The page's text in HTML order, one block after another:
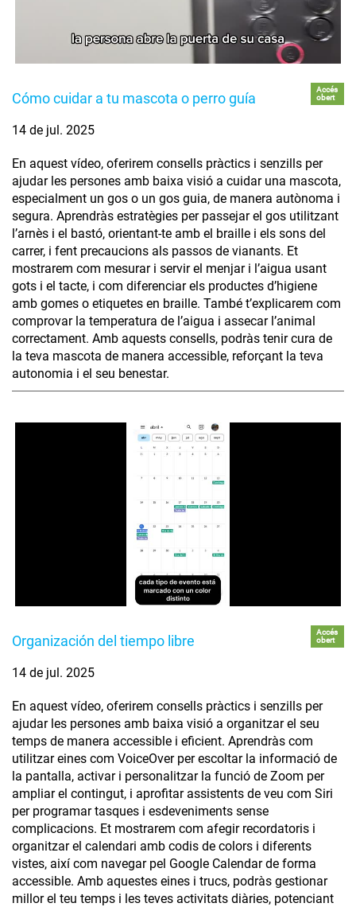
Cómo cuidar a tu mascota o perro guía
Accés
obert
14 de jul. 2025
En aquest vídeo, oferirem consells pràctics i senzills per
ajudar les persones amb baixa visió a cuidar una mascota,
especialment un gos o un gos guia, de manera autònoma i
segura. Aprendràs estratègies per passejar el gos utilitzant
l’arnès i el bastó, orientant-te amb el braille i els sons del
carrer, i fent precaucions als passos de vianants. Et
mostrarem com mesurar i servir el menjar i l’aigua usant
gots i el tacte, i com diferenciar els productes d’higiene
amb gomes o etiquetes en braille. També t’explicarem com
comprovar la temperatura de l’aigua i assecar l’animal
correctament. Amb aquests consells, podràs tenir cura de
la teva mascota de manera accessible, reforçant la teva
autonomia i el seu benestar.
Organización del tiempo libre
Accés
obert
14 de jul. 2025
En aquest vídeo, oferirem consells pràctics i senzills per
ajudar les persones amb baixa visió a organitzar el seu
temps de manera accessible i eficient. Aprendràs com
utilitzar eines com VoiceOver per escoltar la informació de
la pantalla, activar i personalitzar la funció de Zoom per
ampliar el contingut, i aprofitar assistents de veu com Siri
per programar tasques i esdeveniments sense
complicacions. Et mostrarem com afegir recordatoris i
organitzar el calendari amb codis de colors i diferents
vistes, així com navegar pel Google Calendar de forma
accessible. Amb aquestes eines i trucs, podràs gestionar
millor el teu temps i les teves activitats diàries, potenciant